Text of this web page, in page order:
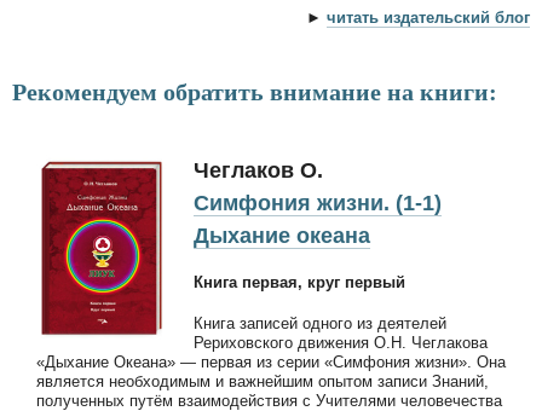
► читать издательский блог
Рекомендуем обратить внимание на книги:
Чеглаков О.
Симфония жизни. (1-1)
Дыхание океана
Книга первая, круг первый
Книга записей одного из деятелей
Рериховского движения О.Н. Чеглакова
«Дыхание Океана» — первая из серии «Симфония жизни». Она
является необходимым и важнейшим опытом записи Знаний,
полученных путём взаимодействия с Учителями человечества